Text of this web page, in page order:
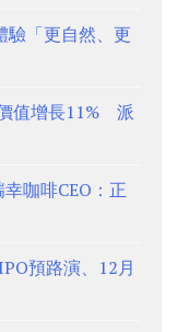
驗「更自然、更
值增長11% 派
咖啡CEO：正
預路演、12月